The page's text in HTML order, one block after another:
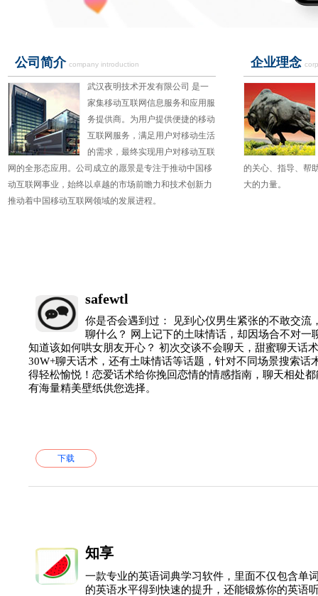
公司简介 company introduction
武汉夜明技术开发有限公司 是一
家集移动互联网信息服务和应用服
务提供商。为用户提供便捷的移动
互联网服务，满足用户对移动生活
的需求，最终实现用户对移动互联
网的全形态应用。公司成立的愿景是专注于推动中国移
动互联网事业，始终以卓越的市场前瞻力和技术创新力
推动着中国移动互联网领域的发展进程。
企业理念
的关心、指导、帮
大的力量。
safewtl
你是否会遇到过： 见到心仪男生紧张的不敢交流
聊什么？ 网上记下的土味情话，却因场合不对一
知道该如何哄女朋友开心？ 初次交谈不会聊天，甜蜜聊天话
30W+聊天话术，还有土味情话等话题，针对不同场景搜索话
得轻松愉悦！恋爱话术给你挽回恋情的情感指南，聊天相处
有海量精美壁纸供您选择。
下载
知享
一款专业的英语词典学习软件，里面不仅包含单
的英语水平得到快速的提升，还能锻炼你的英语